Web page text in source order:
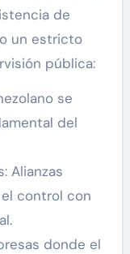
de
un estricto
pública:
se
del
Alianzas
control con
donde el